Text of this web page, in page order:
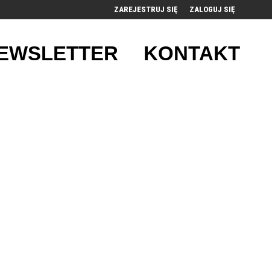
ZAREJESTRUJ SIĘ ZALOGUJ SIĘ
0,00
KONTAKT